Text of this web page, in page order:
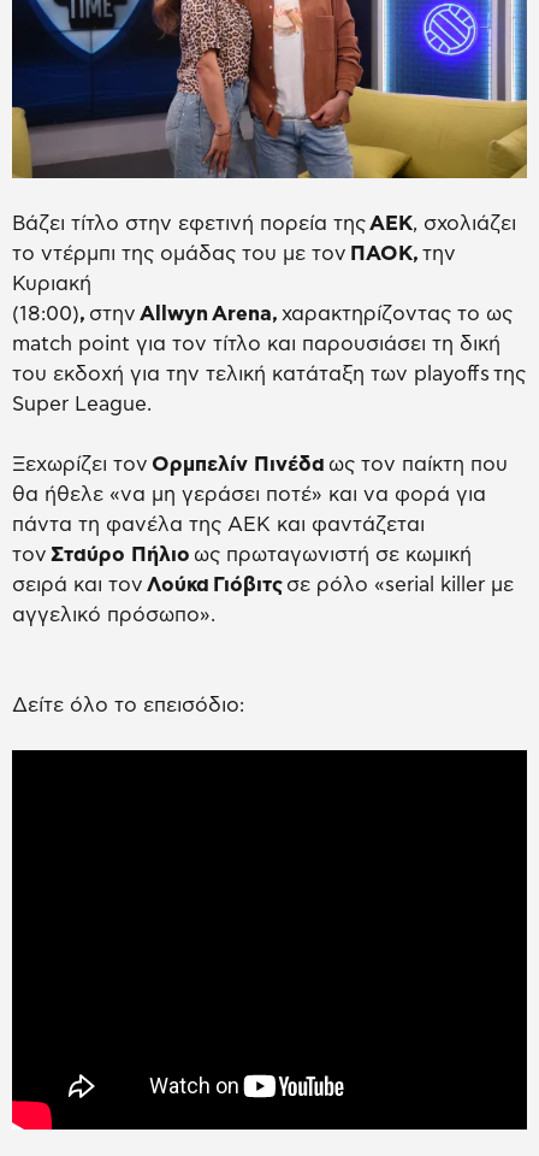
Βάζει τίτλο στην εφετινή πορεία τηςΑΕΚ, σχολιάζει
το ντέρμπι της ομάδας του με τον ΠΑΟΚ, την
Κυριακή
(18:00), στην Allwyn Arena, χαρακτηρίζοντας το ως
match point για τον τίτλο και παρουσιάσει τη δική
του εκδοχή για την τελική κατάταξη των playoffs της
Super League.
Ξεχωρίζει τον Ορμπελίν Πινέδα ως τον παίκτη που
θα ήθελε «να μη γεράσει ποτέ» και να φορά για
πάντα τη φανέλα της ΑΕΚ και φαντάζεται
τον Σταύρο Πήλιο ως πρωταγωνιστή σε κωμική
σειρά και τον Λούκα Γιόβιτς σε ρόλο «serial killer με
αγγελικό πρόσωπο».
Δείτε όλο το επεισόδιο: